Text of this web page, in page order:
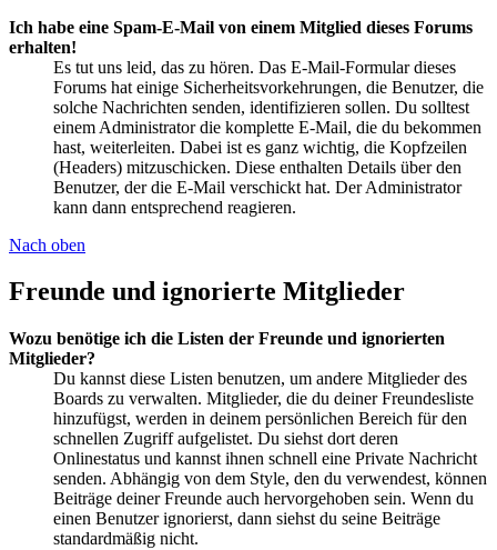
Ich habe eine Spam-E-Mail von einem Mitglied dieses Forums
erhalten!
Es tut uns leid, das zu hören. Das E-Mail-Formular dieses
Forums hat einige Sicherheitsvorkehrungen, die Benutzer, die
solche Nachrichten senden, identifizieren sollen. Du solltest
einem Administrator die komplette E-Mail, die du bekommen
hast, weiterleiten. Dabei ist es ganz wichtig, die Kopfzeilen
(Headers) mitzuschicken. Diese enthalten Details über den
Benutzer, der die E-Mail verschickt hat. Der Administrator
kann dann entsprechend reagieren.
Nach oben
Freunde und ignorierte Mitglieder
Wozu benötige ich die Listen der Freunde und ignorierten
Mitglieder?
Du kannst diese Listen benutzen, um andere Mitglieder des
Boards zu verwalten. Mitglieder, die du deiner Freundesliste
hinzufügst, werden in deinem persönlichen Bereich für den
schnellen Zugriff aufgelistet. Du siehst dort deren
Onlinestatus und kannst ihnen schnell eine Private Nachricht
senden. Abhängig von dem Style, den du verwendest, können
Beiträge deiner Freunde auch hervorgehoben sein. Wenn du
einen Benutzer ignorierst, dann siehst du seine Beiträge
standardmäßig nicht.